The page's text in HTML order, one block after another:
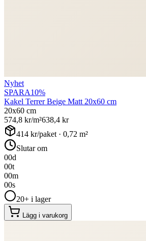
Nyhet
SPARA10%
Kakel Terrer Beige Matt 20x60 cm
20x60 cm
574,8 kr/m²638,4 kr
414 kr/paket · 0,72 m²
Slutar om
00d
00t
00m
00s
20+ i lager
Lägg i varukorg